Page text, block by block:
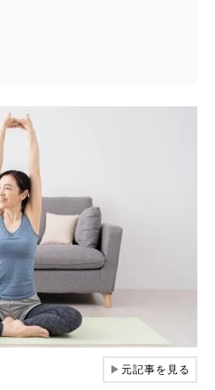
▶元記事を見る